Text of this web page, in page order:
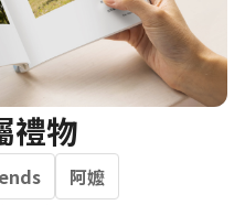
禮物
阿嬤